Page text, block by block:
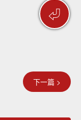
⏎
下一篇 >